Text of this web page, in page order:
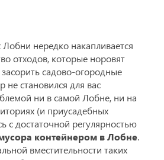
нередко накапливается
отходов, которые норовят
садово-огородные
не становился для вас
ни в самой Лобне, ни на
(и приусадебных
с достаточной регулярностью
контейнером в Лобне.
вместительности таких